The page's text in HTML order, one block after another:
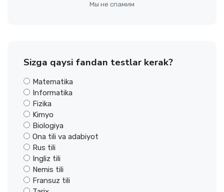
Мы не спамим
Sizga qaysi fandan testlar kerak?
Matematika
Informatika
Fizika
Kimyo
Biologiya
Ona tili va adabiyot
Rus tili
Ingliz tili
Nemis tili
Fransuz tili